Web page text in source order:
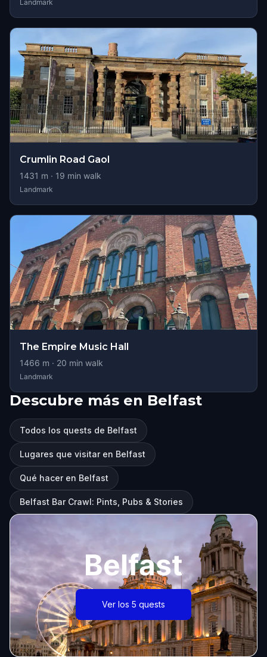
Landmark
Crumlin Road Gaol
1431 m · 19 min walk
Landmark
The Empire Music Hall
1466 m · 20 min walk
Landmark
Descubre más en Belfast
Todos los quests de Belfast
Lugares que visitar en Belfast
Qué hacer en Belfast
Belfast Bar Crawl: Pints, Pubs & Stories
Belfast
Ver los 5 quests